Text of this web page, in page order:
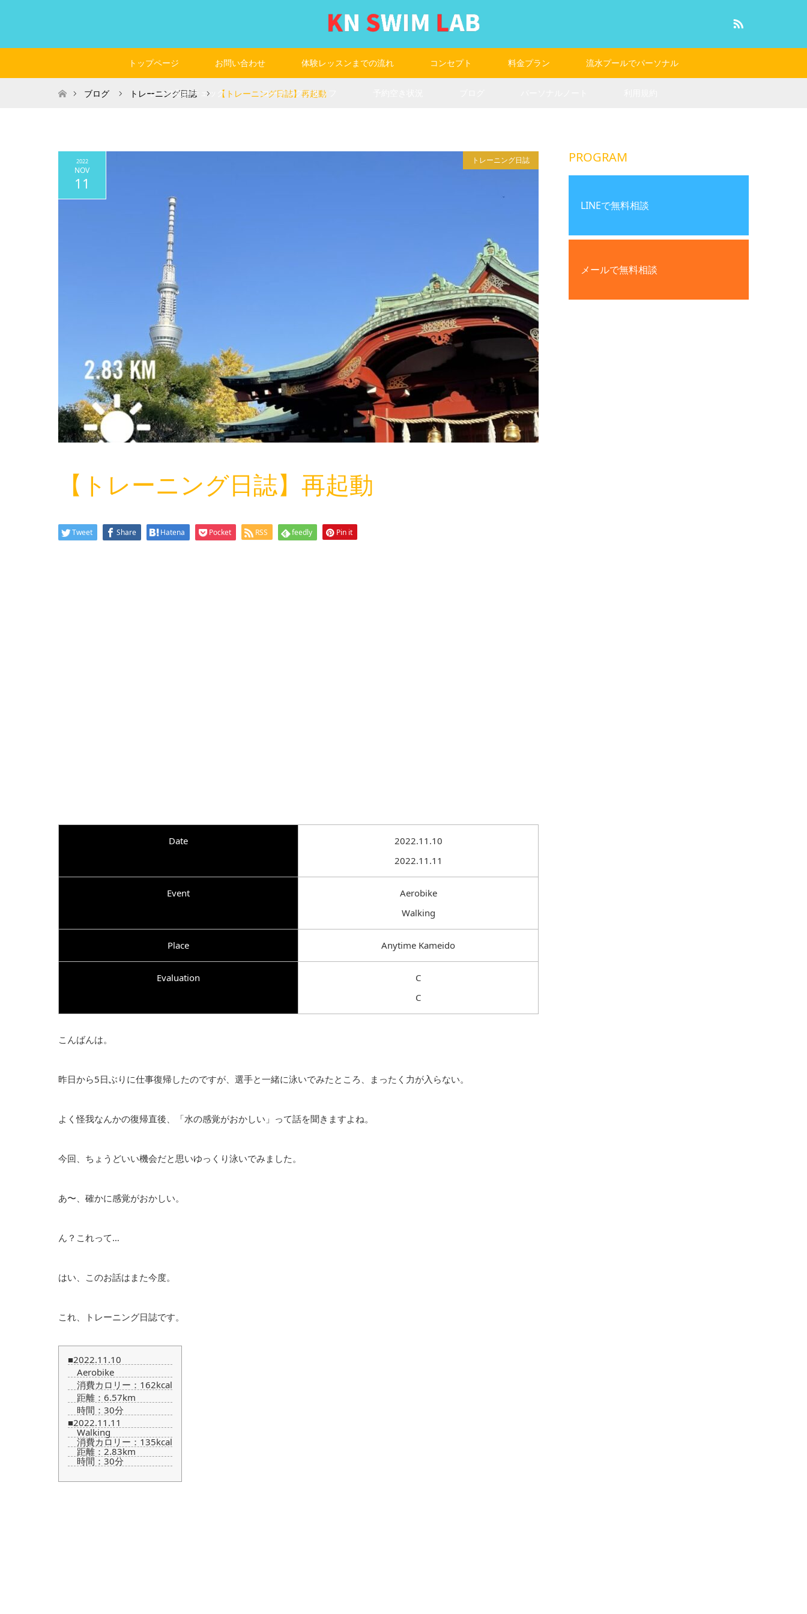
トップページ お問い合わせ 体験レッスンまでの流れ コンセプト 料金プラン 流水プールでパーソナル
レース動画チェック コーチングスタッフ
ホームブログ トレーニング日誌 【トレーニング日誌】再起動
2022
NOV
11
トレーニング日誌
【トレーニング日誌】再起動
Tweet Share Hatena Pocket RSS feedly Pin it
Date
2022.11.10
2022.11.11
Event
Aerobike
Walking
Place Anytime Kameido
Evaluation
C
C
こんばんは。
昨日から5日ぶりに仕事復帰したのですが、選手と一緒に泳いでみたところ、まったく力が入らない。
よく怪我なんかの復帰直後、「水の感覚がおかしい」って話を聞きますよね。
今回、ちょうどいい機会だと思いゆっくり泳いでみました。
あ〜、確かに感覚がおかしい。
ん？これって…
はい、このお話はまた今度。
これ、トレーニング日誌です。
■2022.11.10
Aerobike
消費カロリー：162kcal
距離：6.57km
時間：30分
■2022.11.11
Walking
消費カロリー：135kcal
距離：2.83km
時間：30分
PROGRAM
LINEで無料相談
メールで無料相談